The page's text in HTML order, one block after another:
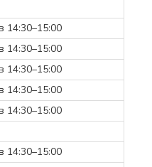
14:30–15:00
14:30–15:00
14:30–15:00
14:30–15:00
14:30–15:00
14:30–15:00